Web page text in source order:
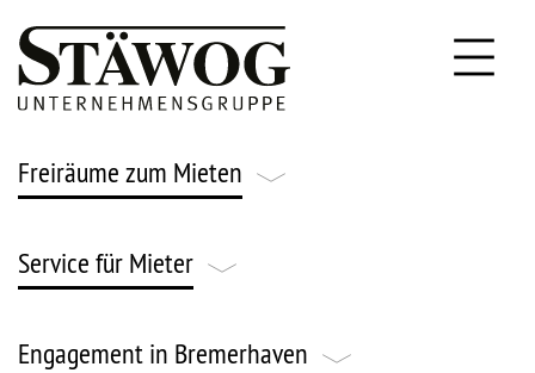
Freiräume zum Mieten
Leben & Wohnen
Gründen & Arbeiten
Service für Mieter
FAQ
Engagement in Bremerhaven